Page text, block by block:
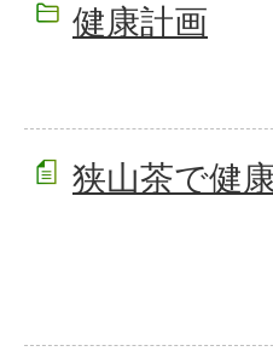
健康計画
狭山茶で健